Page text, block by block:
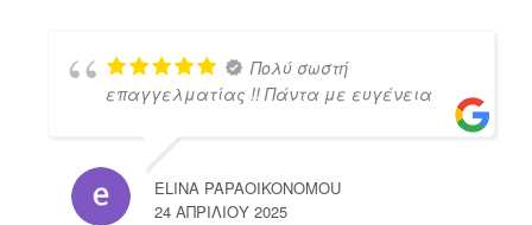
Πολύ σωστή
επαγγελματίας !! Πάντα με ευγένεια
ELINA PAPAOIKONOMOU
24 ΑΠΡΙΛΊΟΥ 2025